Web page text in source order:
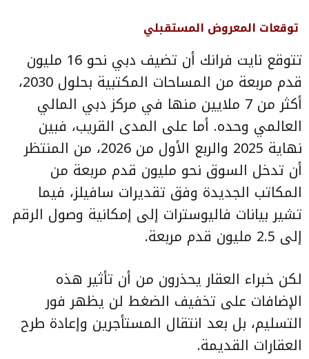
توقعات المعروض المستقبلي
تتوقع نايت فرانك أن تضيف دبي نحو 16 مليون
قدم مربعة من المساحات المكتبية بحلول 2030،
أكثر من 7 ملايين منها في مركز دبي المالي
العالمي وحده. أما على المدى القريب، فبين
نهاية 2025 والربع الأول من 2026، من المنتظر
أن تدخل السوق نحو مليون قدم مربعة من
المكاتب الجديدة وفق تقديرات سافيلز، فيما
تشير بيانات فاليوسترات إلى إمكانية وصول الرقم
إلى 2.5 مليون قدم مربعة.
لكن خبراء العقار يحذرون من أن تأثير هذه
الإضافات على تخفيف الضغط لن يظهر فور
التسليم، بل بعد انتقال المستأجرين وإعادة طرح
العقارات القديمة.